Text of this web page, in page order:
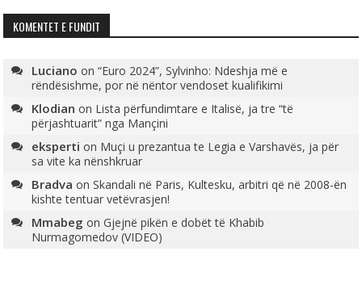
KOMENTET E FUNDIT
Luciano on“Euro 2024”, Sylvinho: Ndeshja më e
rëndësishme, por në nëntor vendoset kualifikimi
Klodian on Lista përfundimtare e Italisë, ja tre “të
përjashtuarit” nga Mançini
eksperti on Muçi u prezantua te Legia e Varshavës, ja për
sa vite ka nënshkruar
Bradva onSkandali në Paris, Kultesku, arbitri që në 2008-ën
kishte tentuar vetëvrasjen!
Mmabeg onGjejnë pikën e dobët të Khabib
Nurmagomedov (VIDEO)